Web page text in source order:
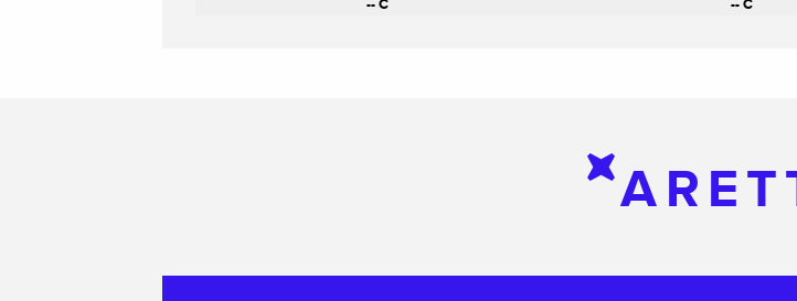
--C --C